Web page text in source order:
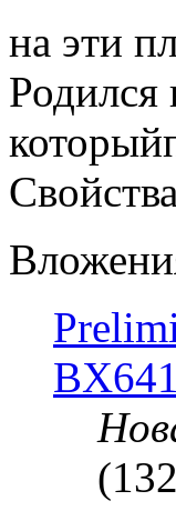
на эти